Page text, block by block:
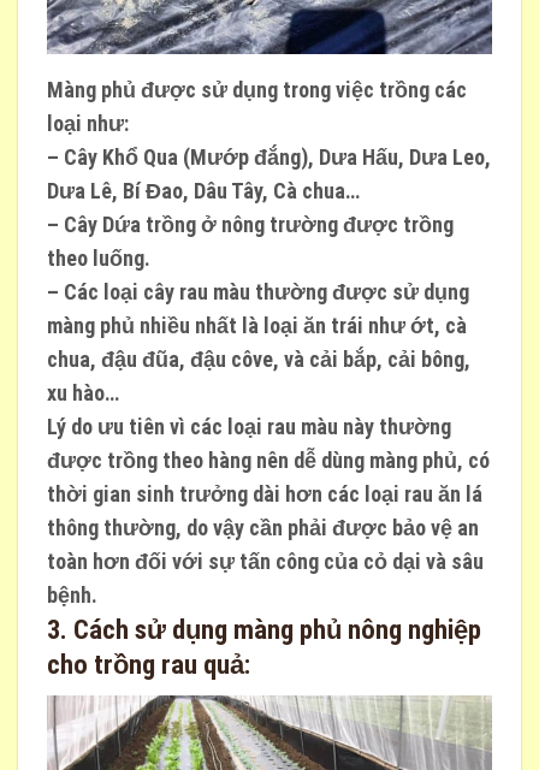
Màng phủ được sử dụng trong việc trồng các
loại như:
– Cây Khổ Qua (Mướp đắng), Dưa Hấu, Dưa Leo,
Dưa Lê, Bí Đao, Dâu Tây, Cà chua…
– Cây Dứa trồng ở nông trường được trồng
theo luống.
– Các loại cây rau màu thường được sử dụng
màng phủ nhiều nhất là loại ăn trái như ớt, cà
chua, đậu đũa, đậu côve, và cải bắp, cải bông,
xu hào…
Lý do ưu tiên vì các loại rau màu này thường
được trồng theo hàng nên dễ dùng màng phủ, có
thời gian sinh trưởng dài hơn các loại rau ăn lá
thông thường, do vậy cần phải được bảo vệ an
toàn hơn đối với sự tấn công của cỏ dại và sâu
bệnh.
3. Cách sử dụng màng phủ nông nghiệp
cho trồng rau quả: